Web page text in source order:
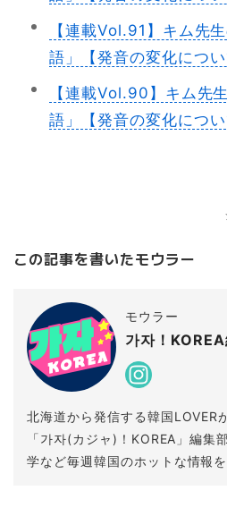
【連載Vol.91】キム先
語」【発音の変化につ
【連載Vol.90】キム先
語」【発音の変化につ
この記事を書いたモウラー
モウラー
가자！
北海道から発信する韓国LOVER
「가자(カジャ)！KOREA」編集
学など毎週韓国のホットな情報